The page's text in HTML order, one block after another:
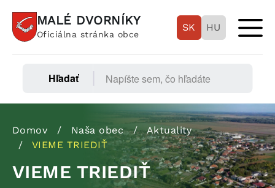
hlavný
obsah
MALÉ DVORNÍKY
Oficiálna stránka obce
SK HU
Hľadať
Omrvinka
Domov Naša obec
Aktuality
VIEME TRIEDIŤ
VIEME TRIEDIŤ